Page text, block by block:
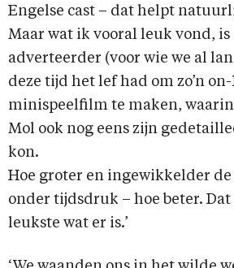
Engelse cast – dat helpt
Maar wat ik vooral leuk vond, is
adverteerder (voor wie we al
deze tijd het lef had om zo’n
minispeelfilm te maken,
Mol ook nog eens zijn
kon.
Hoe groter en ingewikkelder
onder tijdsdruk – hoe beter.
leukste wat er is.’